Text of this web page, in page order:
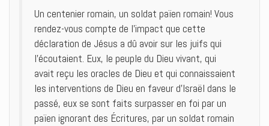
Un centenier romain, un soldat païen romain! Vous
rendez-vous compte de l’impact que cette
déclaration de Jésus a dû avoir sur les juifs qui
l’écoutaient. Eux, le peuple du Dieu vivant, qui
avait reçu les oracles de Dieu et qui connaissaient
les interventions de Dieu en faveur d’Israël dans le
passé, eux se sont faits surpasser en foi par un
païen ignorant des Écritures, par un soldat romain